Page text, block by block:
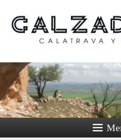
Calzada de
su